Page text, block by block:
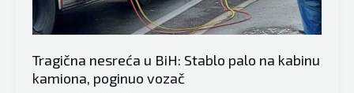
Tragična nesreća u BiH: Stablo palo na kabinu
kamiona, poginuo vozač